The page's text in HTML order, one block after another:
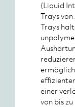
(Liquid
Trays
Trays
einer
von bis